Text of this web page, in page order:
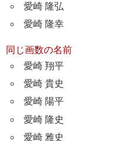
愛崎 隆弘
愛崎 隆幸
同じ画数の名前
愛崎 翔平
愛崎 貴史
愛崎 陽平
愛崎 隆史
愛崎 雅史